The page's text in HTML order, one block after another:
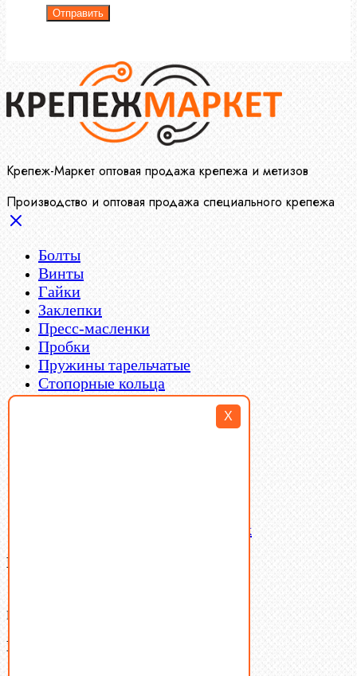
X
Отправить
Крепеж-Маркет оптовая продажа крепежа и метизов
Производство и оптовая продажа специального крепежа
Болты
Винты
Гайки
Заклепки
Пресс-масленки
Пробки
Пружины тарельчатые
Стопорные кольца
Такелаж
Латунный и бронзовый крепеж
Ваша корзина
В корзине нет товаров.
Поиск